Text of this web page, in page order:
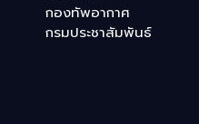
กองทัพอากาศ
กรมประชาสัมพันธ์